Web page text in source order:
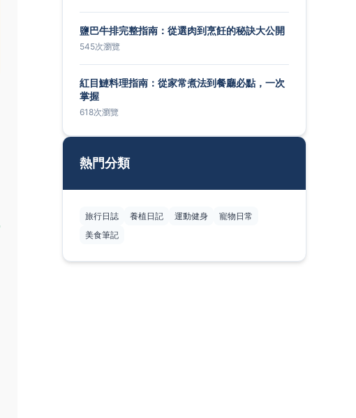
鹽巴牛排完整指南：從選肉到烹飪的秘訣大公開
545次瀏覽
紅目鰱料理指南：從家常煮法到餐廳必點，一次
掌握
618次瀏覽
熱門分類
旅行日誌 養植日記 運動健身
寵物日常
美食筆記